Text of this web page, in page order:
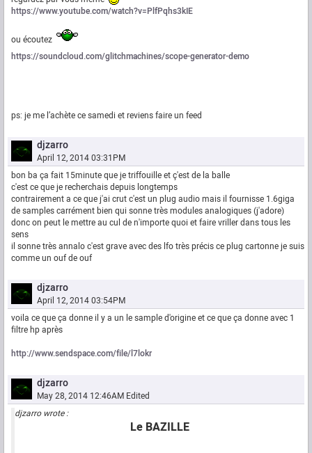
https://www.youtube.com/watch?v=PlfPqhs3kIE
ou écoutez
https://soundcloud.com/glitchmachines/scope-generator-demo
ps: je me l’achète ce samedi et reviens faire un feed
djzarro
April 12, 2014 03:31PM
bon ba ça fait 15minute que je triffouille et ç'est de la balle
c'est ce que je recherchais depuis longtemps
contrairement a ce que j'ai crut c'est un plug audio mais il fournisse 1.6giga
de samples carrément bien qui sonne très modules analogiques (j'adore)
donc on peut le mettre au cul de n'importe quoi et faire vriller dans tous les
sens
il sonne très annalo c'est grave avec des lfo très précis ce plug cartonne je suis
comme un ouf de ouf
djzarro
April 12, 2014 03:54PM
voila ce que ça donne il y a un le sample d'origine et ce que ça donne avec 1
filtre hp après
http://www.sendspace.com/file/l7lokr
djzarro
May 28, 2014 12:46AM Edited
djzarro wrote :
Le BAZILLE